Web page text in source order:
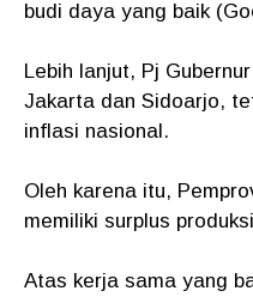
budi daya yang baik
Lebih lanjut, Pj
Jakarta dan Sidoarjo,
inflasi nasional.
Oleh karena itu,
memiliki surplus
Atas kerja sama yang